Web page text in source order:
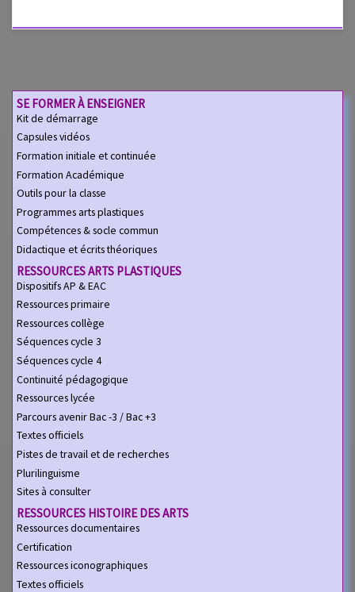
SE FORMER À ENSEIGNER
Kit de démarrage
Capsules vidéos
Formation initiale et continuée
Formation Académique
Outils pour la classe
Programmes arts plastiques
Compétences & socle commun
Didactique et écrits théoriques
RESSOURCES ARTS PLASTIQUES
Dispositifs AP & EAC
Ressources primaire
Ressources collège
Séquences cycle 3
Séquences cycle 4
Continuité pédagogique
Ressources lycée
Parcours avenir Bac -3 / Bac +3
Textes officiels
Pistes de travail et de recherches
Plurilinguisme
Sites à consulter
RESSOURCES HISTOIRE DES ARTS
Ressources documentaires
Certification
Ressources iconographiques
Textes officiels